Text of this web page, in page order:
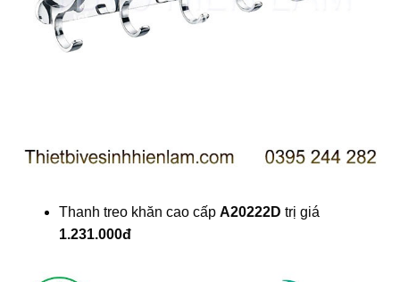
Thanh treo khăn cao cấp A20222D trị giá
1.231.000đ